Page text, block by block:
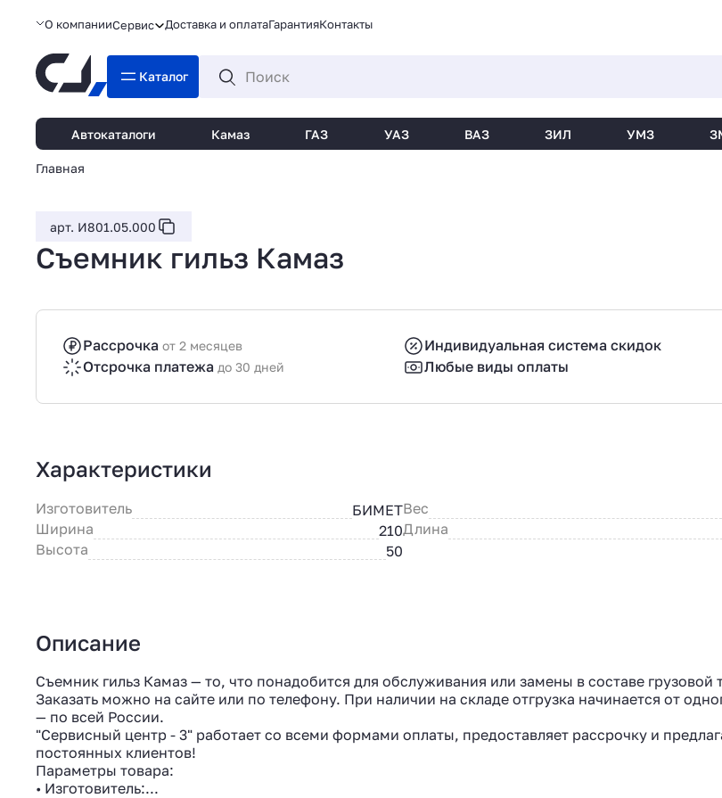
О компанииСервис Доставка и оплатаГарантияКонтакты
Каталог
Автокаталоги Камаз ГАЗ УАЗ ВАЗ ЗИЛ УМЗ
Главная
арт. И801.05.000
Съемник гильз Камаз
Рассрочка от 2 месяцев
Индивидуальная система скидок
Отсрочка платежа до 30 дней Любые виды оплаты
Характеристики
Изготовитель БИМЕТВес
Ширина
210Длина
Высота
50
Описание
Съемник гильз Камаз — то, что понадобится для обслуживания или замены в составе грузовой
Заказать можно на сайте или по телефону. При наличии на складе отгрузка начинается от
— по всей России.
"Сервисный центр - 3" работает со всеми формами оплаты, предоставляет рассрочку и
постоянных клиентов!
Параметры товара:
• Изготовитель:...